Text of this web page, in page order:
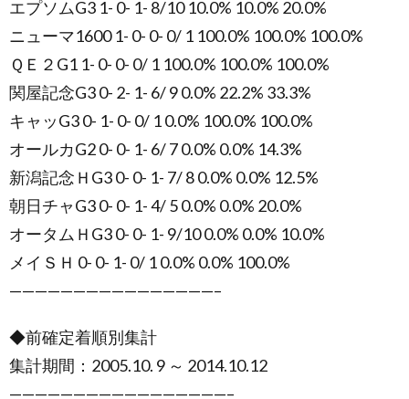
エプソムG3 1- 0- 1- 8/10 10.0% 10.0% 20.0%
ニューマ1600 1- 0- 0- 0/ 1 100.0% 100.0% 100.0%
ＱＥ２G1 1- 0- 0- 0/ 1 100.0% 100.0% 100.0%
関屋記念G3 0- 2- 1- 6/ 9 0.0% 22.2% 33.3%
キャッG3 0- 1- 0- 0/ 1 0.0% 100.0% 100.0%
オールカG2 0- 0- 1- 6/ 7 0.0% 0.0% 14.3%
新潟記念ＨG3 0- 0- 1- 7/ 8 0.0% 0.0% 12.5%
朝日チャG3 0- 0- 1- 4/ 5 0.0% 0.0% 20.0%
オータムＨG3 0- 0- 1- 9/10 0.0% 0.0% 10.0%
メイＳＨ 0- 0- 1- 0/ 1 0.0% 0.0% 100.0%
————————————————–
◆前確定着順別集計
集計期間：2005.10. 9 ～ 2014.10.12
—————————————————–